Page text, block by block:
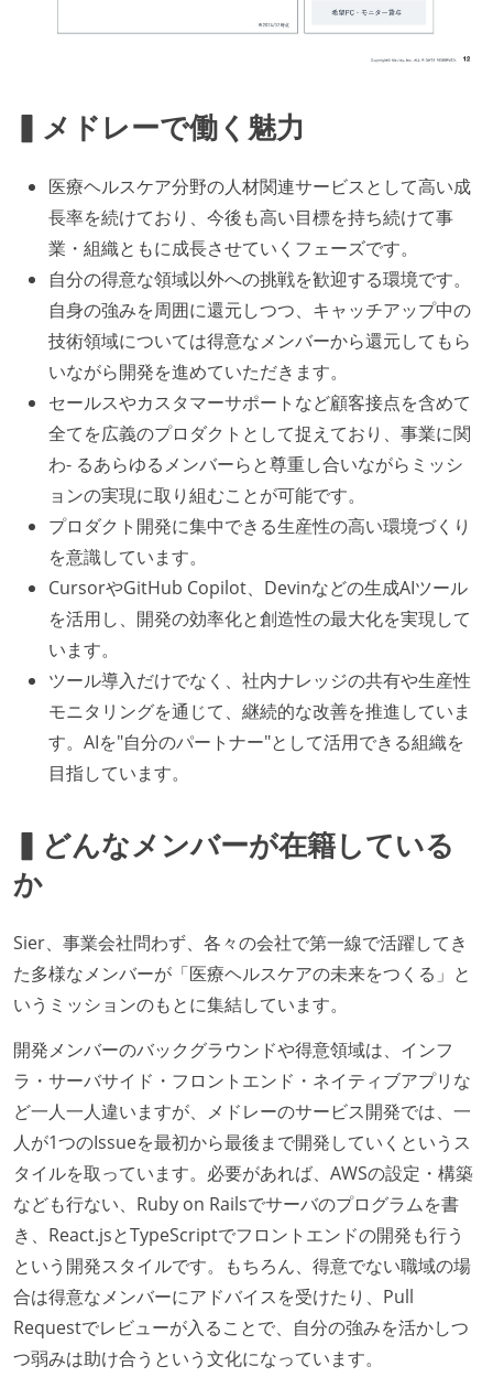
▍メドレーで働く魅力
医療ヘルスケア分野の人材関連サービスとして高い成
長率を続けており、今後も高い目標を持ち続けて事
業・組織ともに成長させていくフェーズです。
自分の得意な領域以外への挑戦を歓迎する環境です。
自身の強みを周囲に還元しつつ、キャッチアップ中の
技術領域については得意なメンバーから還元してもら
いながら開発を進めていただきます。
セールスやカスタマーサポートなど顧客接点を含めて
全てを広義のプロダクトとして捉えており、事業に関
わ- るあらゆるメンバーらと尊重し合いながらミッシ
ョンの実現に取り組むことが可能です。
プロダクト開発に集中できる生産性の高い環境づくり
を意識しています。
CursorやGitHub Copilot、Devinなどの生成AIツール
を活用し、開発の効率化と創造性の最大化を実現して
います。
ツール導入だけでなく、社内ナレッジの共有や生産性
モニタリングを通じて、継続的な改善を推進していま
す。AIを"自分のパートナー"として活用できる組織を
目指しています。
▍どんなメンバーが在籍している
か
Sier、事業会社問わず、各々の会社で第一線で活躍してき
た多様なメンバーが「医療ヘルスケアの未来をつくる」と
いうミッションのもとに集結しています。
開発メンバーのバックグラウンドや得意領域は、インフ
ラ・サーバサイド・フロントエンド・ネイティブアプリな
ど一人一人違いますが、メドレーのサービス開発では、一
人が1つのIssueを最初から最後まで開発していくというス
タイルを取っています。必要があれば、AWSの設定・構築
なども行ない、Ruby on Railsでサーバのプログラムを書
き、React.jsとTypeScriptでフロントエンドの開発も行う
という開発スタイルです。もちろん、得意でない職域の場
合は得意なメンバーにアドバイスを受けたり、Pull
Requestでレビューが入ることで、自分の強みを活かしつ
つ弱みは助け合うという文化になっています。